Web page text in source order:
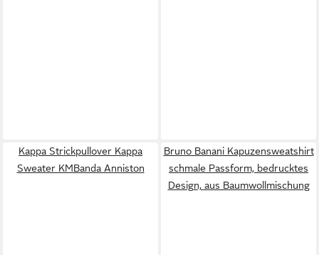
Kappa Strickpullover Kappa
Sweater KMBanda Anniston
Bruno Banani Kapuzensweatshirt
schmale Passform, bedrucktes
Design, aus Baumwollmischung